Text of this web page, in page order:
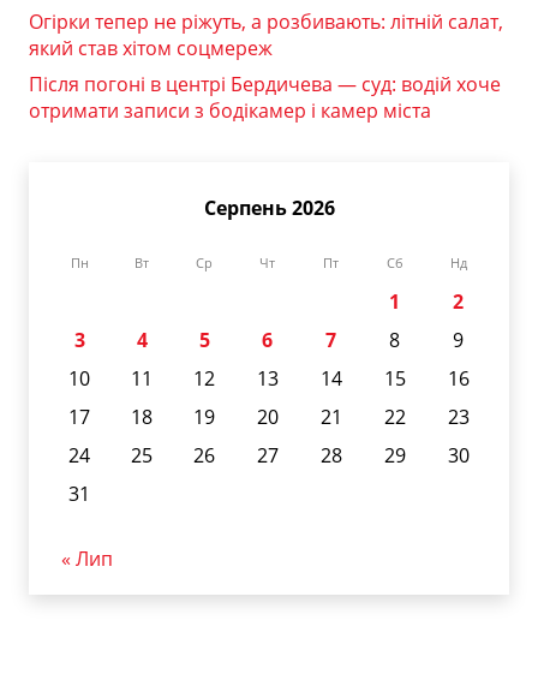
Огірки тепер не ріжуть, а розбивають: літній салат,
який став хітом соцмереж
Після погоні в центрі Бердичева — суд: водій хоче
отримати записи з бодікамер і камер міста
Серпень 2026
Пн Вт Ср Чт Пт Сб Нд
1
2
3
4 5 6 7 8
9
10
11 12 13 14 15
16
17
18 19 20 21 22
23
24
25 26 27 28 29
30
31
« Лип